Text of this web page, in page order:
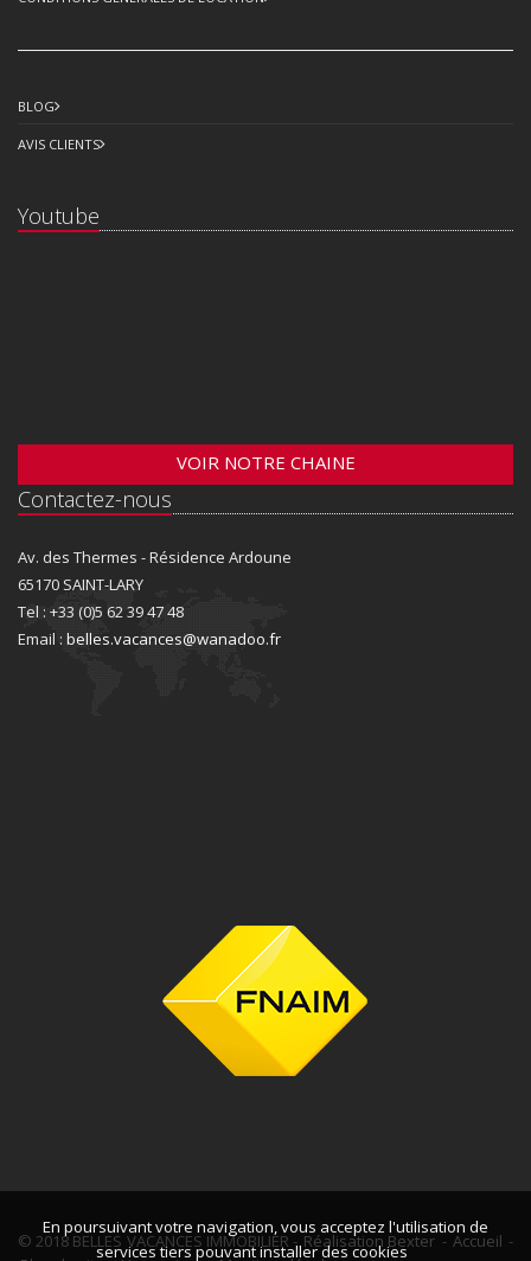
BLOG
AVIS CLIENTS
Youtube
VOIR NOTRE CHAINE
Contactez-nous
Av. des Thermes - Résidence Ardoune
65170 SAINT-LARY
Tel : +33 (0)5 62 39 47 48
Email : belles.vacances@wanadoo.fr
© 2018 BELLES VACANCES IMMOBILIER -Réalisation Bexter - Accueil -
En poursuivant votre navigation, vous acceptez l'utilisation de
services tiers pouvant installer des cookies